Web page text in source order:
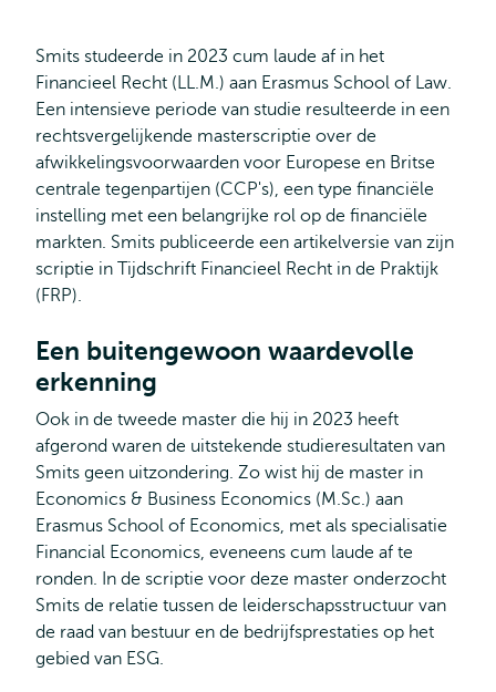
Smits studeerde in 2023 cum laude af in het
Financieel Recht (LL.M.) aan Erasmus School of Law.
Een intensieve periode van studie resulteerde in een
rechtsvergelijkende masterscriptie over de
afwikkelingsvoorwaarden voor Europese en Britse
centrale tegenpartijen (CCP's), een type financiële
instelling met een belangrijke rol op de financiële
markten. Smits publiceerde een artikelversie van zijn
scriptie in Tijdschrift Financieel Recht in de Praktijk
(FRP).
Een buitengewoon waardevolle
erkenning
Ook in de tweede master die hij in 2023 heeft
afgerond waren de uitstekende studieresultaten van
Smits geen uitzondering. Zo wist hij de master in
Economics & Business Economics (M.Sc.) aan
Erasmus School of Economics, met als specialisatie
Financial Economics, eveneens cum laude af te
ronden. In de scriptie voor deze master onderzocht
Smits de relatie tussen de leiderschapsstructuur van
de raad van bestuur en de bedrijfsprestaties op het
gebied van ESG.